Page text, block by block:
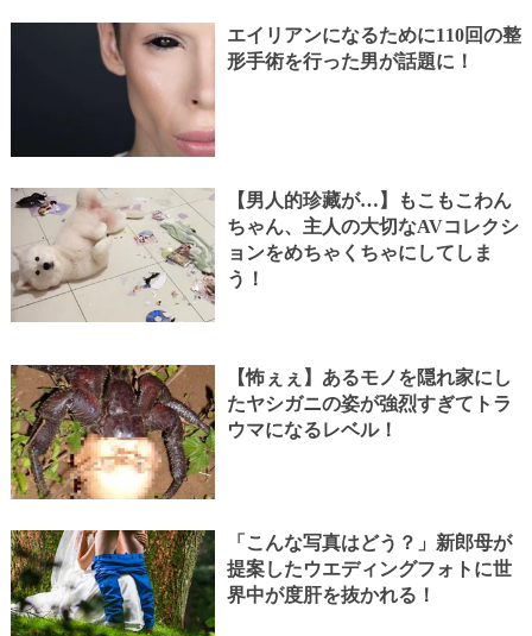
エイリアンになるために110回の整
形手術を行った男が話題に！
【男人的珍藏が…】もこもこわん
ちゃん、主人の大切なAVコレクシ
ョンをめちゃくちゃにしてしま
う！
【怖ぇぇ】あるモノを隠れ家にし
たヤシガニの姿が強烈すぎてトラ
ウマになるレベル！
「こんな写真はどう？」新郎母が
提案したウエディングフォトに世
界中が度肝を抜かれる！